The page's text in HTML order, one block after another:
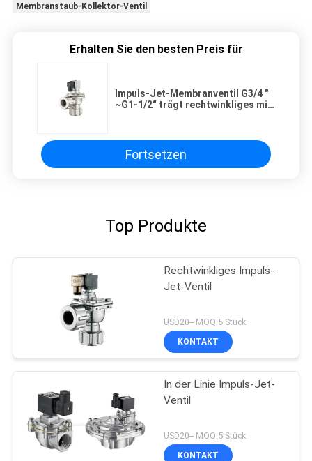
Membranstaub-Kollektor-Ventil
Erhalten Sie den besten Preis für
Impuls-Jet-Membranventil G3/4 "
~G1-1/2“ trägt rechtwinkliges mit
Fortsetzen
Top Produkte
Rechtwinkliges Impuls-
Jet-Ventil
USD20-- MOQ:5 Stück
KONTAKT
In der Linie Impuls-Jet-
Ventil
USD20-- MOQ:5 Stück
KONTAKT